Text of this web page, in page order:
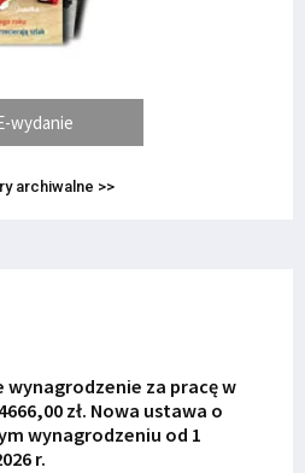
wydanie
archiwalne >>
wynagrodzenie za pracę w
zł. Nowa ustawa o
wynagrodzeniu od 1
r.